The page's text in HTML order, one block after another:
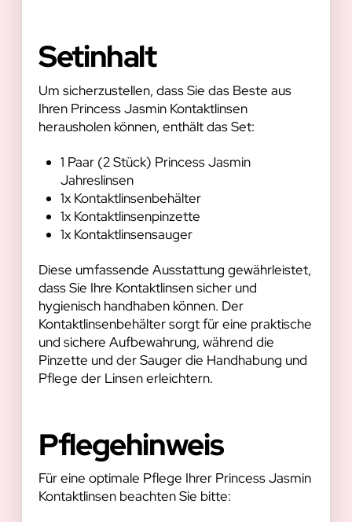
Setinhalt
Um sicherzustellen, dass Sie das Beste aus
Ihren Princess Jasmin Kontaktlinsen
herausholen können, enthält das Set:
1 Paar (2 Stück) Princess Jasmin
Jahreslinsen
1x Kontaktlinsenbehälter
1x Kontaktlinsenpinzette
1x Kontaktlinsensauger
Diese umfassende Ausstattung gewährleistet,
dass Sie Ihre Kontaktlinsen sicher und
hygienisch handhaben können. Der
Kontaktlinsenbehälter sorgt für eine praktische
und sichere Aufbewahrung, während die
Pinzette und der Sauger die Handhabung und
Pflege der Linsen erleichtern.
Pflegehinweis
Für eine optimale Pflege Ihrer Princess Jasmin
Kontaktlinsen beachten Sie bitte: